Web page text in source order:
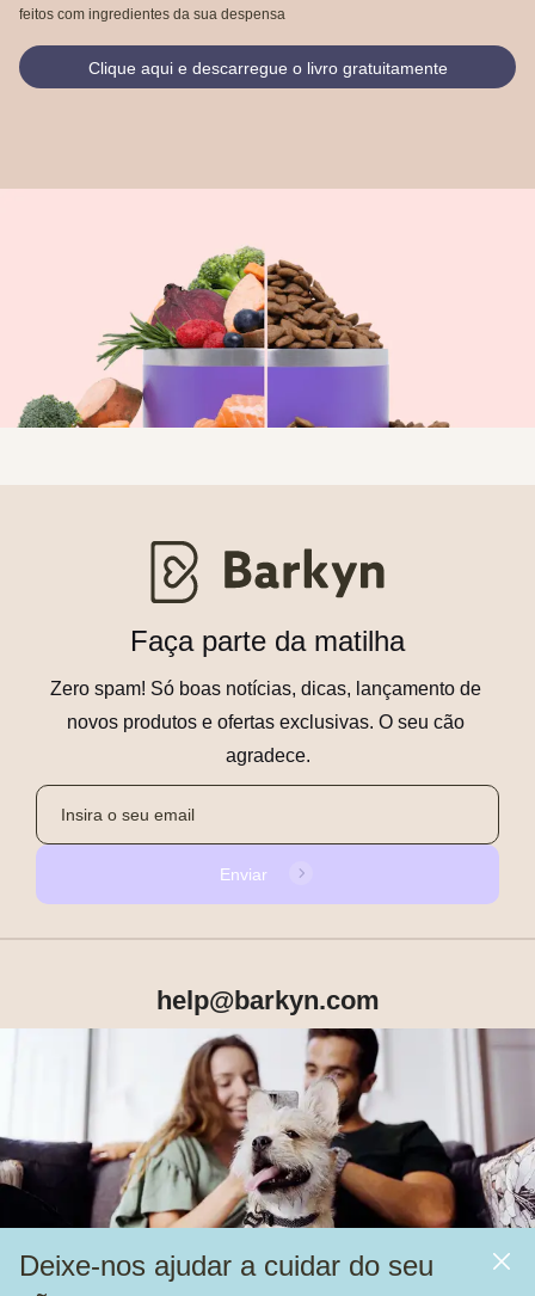
feitos com ingredientes da sua despensa
Clique aqui e descarregue o livro gratuitamente
Deixe-nos ajudar a cuidar do seu
Faça parte da matilha
Zero spam! Só boas notícias, dicas, lançamento de
novos produtos e ofertas exclusivas. O seu cão
agradece.
Enviar
help@barkyn.com
Produtos
Mais